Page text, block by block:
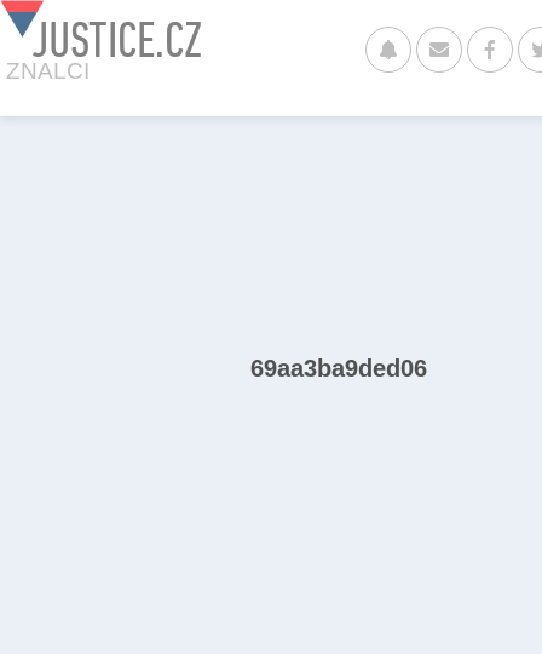
JUSTICE.CZ
ZNALCI
69aa3ba9ded06